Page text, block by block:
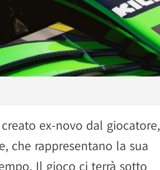
ex-novo dal giocatore,
che rappresentano la sua
Il gioco ci terrà sotto